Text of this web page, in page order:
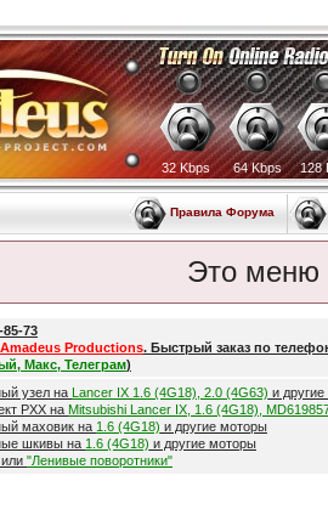
32 Kbps 64 Kbps 128
Правила Форума
Это меню
85-73
Amadeus Productions. Быстрый заказ по
Макс, Телеграм)
узел на Lancer IX 1.6 (4G18), 2.0 (4G63) и
РХХ на Mitsubishi Lancer IX, 1.6 (4G18),
маховик на 1.6 (4G18) и другие моторы
шкивы на 1.6 (4G18) и другие моторы
"Ленивые поворотники"